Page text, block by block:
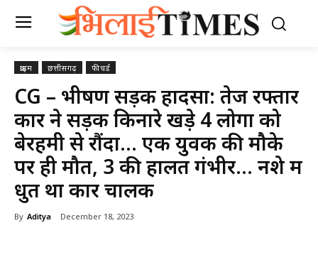
क्राइम छत्तीसगढ़ फीचर्ड
CG – भीषण सड़क हादसा: तेज रफ्तार
कार ने सड़क किनारे खड़े 4 लोगों को
बेरहमी से रौंदा… एक युवक की मौके
पर ही मौत, 3 की हालत गंभीर… नशे में
धुत था कार चालक
By Aditya December 18, 2023